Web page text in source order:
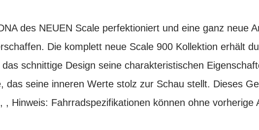
des NEUEN Scale perfektioniert und eine ganz neue
Die komplett neue Scale 900 Kollektion erhält
schnittige Design seine charakteristischen
das seine inneren Werte stolz zur Schau stellt. Dieses
, Hinweis: Fahrradspezifikationen können ohne vorherige